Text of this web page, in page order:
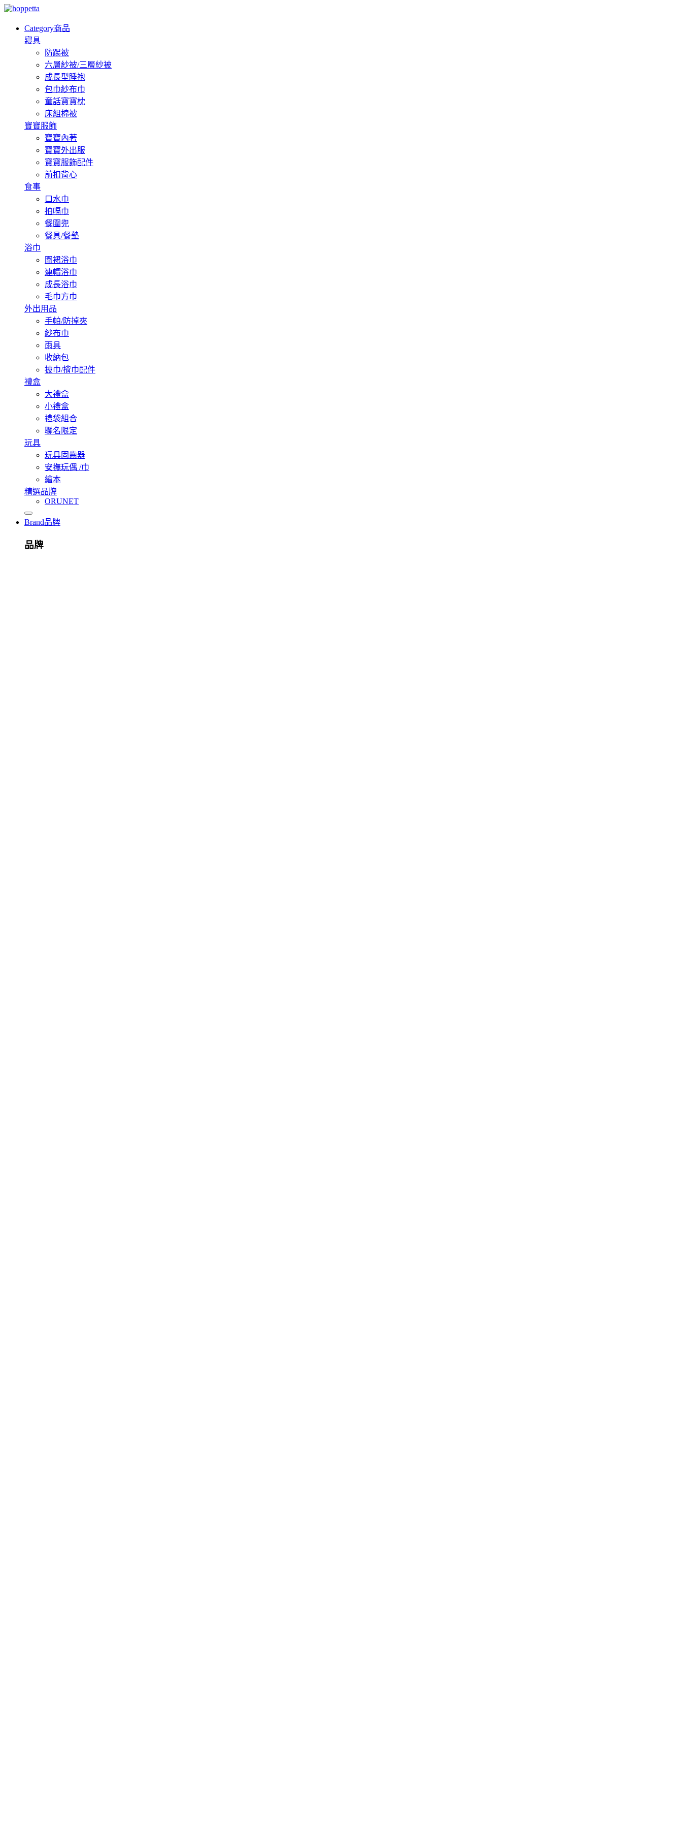
Category商品
寢具
防踢被
六層紗被/三層紗被
成長型睡袍
包巾紗布巾
童話寶寶枕
床組棉被
寶寶服飾
寶寶內著
寶寶外出服
寶寶服飾配件
前扣背心
食事
口水巾
拍嗝巾
餐圍兜
餐具/餐墊
浴巾
圍裙浴巾
連帽浴巾
成長浴巾
毛巾方巾
外出用品
手帕/防掉夾
紗布巾
雨具
收納包
披巾/揹巾配件
禮盒
大禮盒
小禮盒
禮袋組合
聯名限定
玩具
玩具固齒器
安撫玩偶 /巾
繪本
精選品牌
ORUNET
Brand品牌
品牌